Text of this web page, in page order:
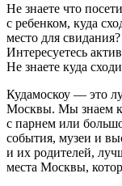
Не знаете что
с ребенком, куда
место для
Интересуетесь
Не знаете куда
Кудамоскоу — это
Москвы. Мы знаем
с парнем или
события, музеи и
и их родителей,
места Москвы,